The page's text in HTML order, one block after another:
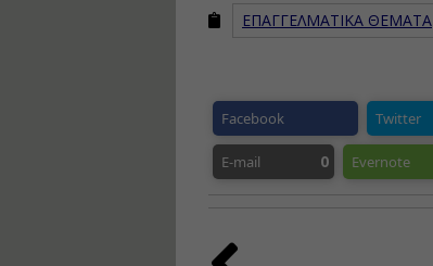
ΕΠΑΓΓΕΛΜΑΤΙΚΑ ΘΕΜΑΤΑ
Facebook Twitter
E-mail 0 Evernote